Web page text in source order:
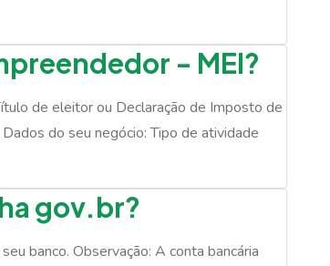
- MEI?
de eleitor ou Declaração de Imposto de
do seu negócio: Tipo de atividade
gov.br?
banco. Observação: A conta bancária